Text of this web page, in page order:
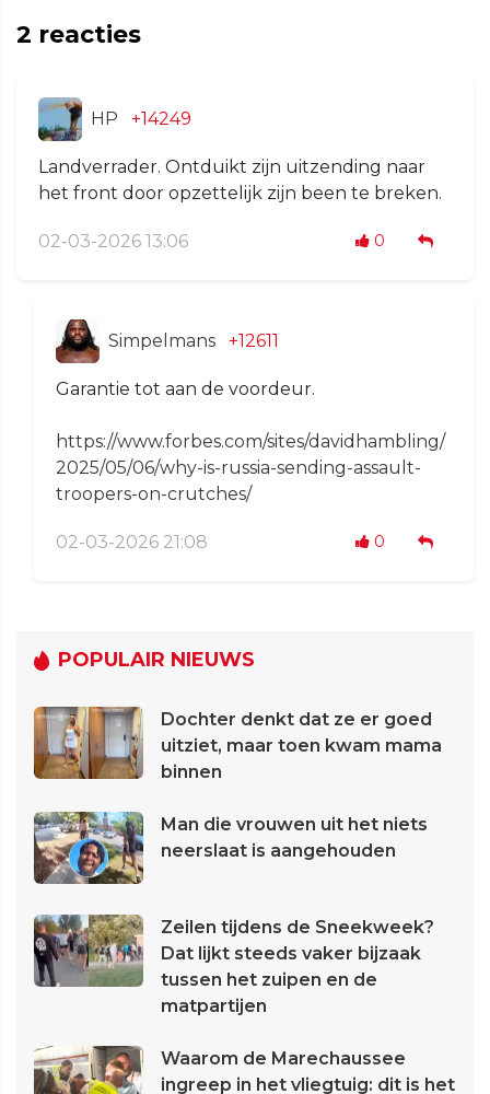
2 reacties
HP +14249
Landverrader. Ontduikt zijn uitzending naar
het front door opzettelijk zijn been te breken.
02-03-2026 13:06 0
Simpelmans +12611
Garantie tot aan de voordeur.
https://www.forbes.com/sites/davidhambling/
2025/05/06/why-is-russia-sending-assault-
troopers-on-crutches/
02-03-2026 21:08 0
POPULAIR NIEUWS
Dochter denkt dat ze er goed
uitziet, maar toen kwam mama
binnen
Man die vrouwen uit het niets
neerslaat is aangehouden
Zeilen tijdens de Sneekweek?
Dat lijkt steeds vaker bijzaak
tussen het zuipen en de
matpartijen
Waarom de Marechaussee
ingreep in het vliegtuig: dit is het